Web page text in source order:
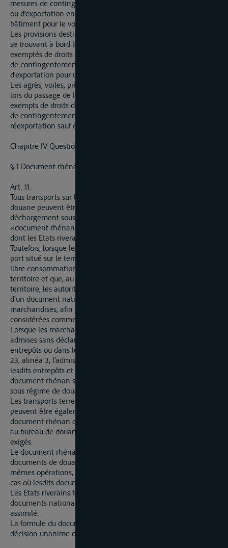
mesures de contingentement ou de prohibition d’importation
ou d’exportation en quantités appropriées aux besoins du
bâtiment pour le voyage à effectuer.
Les provisions destinées à la consommation de l’équipage et
se trouvant à bord lors du passage de la frontière sont
exemptés de droits de douane et autres ainsi que de mesures
de contingentement ou de prohibition d’importation ou
d’exportation pour une durée de deux jours.
Les agrès, voiles, pièces de rechange, etc. se trouvant à bord
lors du passage de la frontière pour l’usage du bâtiment sont
exempts de droits de douane et autres ainsi que de mesures
de contingentement ou de prohibition, sous condition de
réexportation sauf en cas de perte prouvée.
Chapitre IV Questions douanières
§ 1 Document rhénan
Art. 11.
Tous transports sur le Rhin de marchandises sous régime de
douane peuvent être effectués jusques et y compris le
déchargement sous le couvert d’un document de douane, dit
«document rhénan », établi suivant la formule ci-annexé et
dont les Etats riverains admettent l’emploi.
Toutefois, lorsque les marchandises sont transportées d’un
port situé sur le territoire douanier où elles se trouvent en
libre consommation à un autre port situé sur ce même
territoire et que, au cours de ce transport, elles sortent dudit
territoire, les autorités de ce territoire peuvent exiger l’emploi
d’un document national et procéder à une identification des
marchandises, afin que lesdites marchandises ne soient pas
considérées comme étrangères.
Lorsque les marchandises visées à l’alinéa premier sont
admises sans déclaration ni vérification détaillées dans des
entrepôts ou dans les installations spéciales visées à l’article
23, alinéa 3, l’admission et le séjour des marchandises dans
lesdits entrepôts et installations seront couverts par le
document rhénan si elles poursuivent leur voyage sur le Rhin
sous régime de douane.
Les transports terrestres d’un point à un autre du même port
peuvent être également effectués sous le couvert d’un
document rhénan qu’après dépôt préalable de ce document,
au bureau de douane. Trois exemplaires au plus peuvent être
exigés.
Le document rhénan est assimilé quant à ses effets aux
documents de douane exigés par les lois nationales pour les
mêmes opérations, il est considéré comme suffisant dans les
cas où lesdits documents le sont.
Les Etats riverains font connaître à la Commission les
documents nationaux auxquels le document rhénan est
assimilé.
La formule du document rhénan peut être modifiée par
décision unanime de la Commission.